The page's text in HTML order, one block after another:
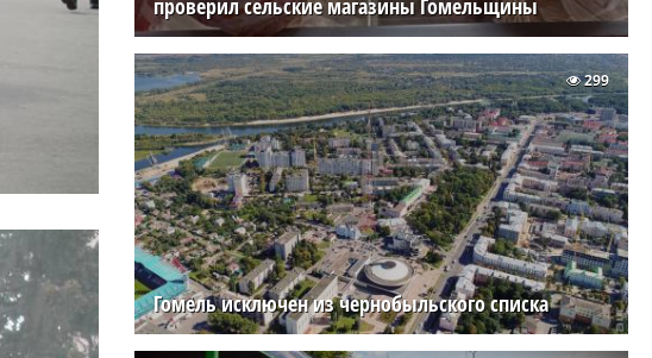
проверил сельские магазины Гомельщины
Гомель исключен из чернобыльского списка
299